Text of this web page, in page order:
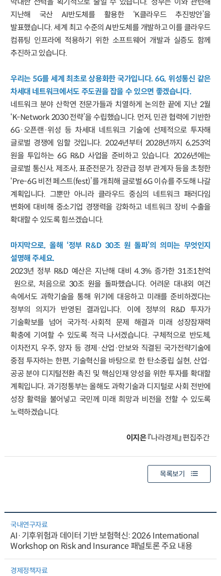
지난해 국산 AI반도체를 활용한 ‘K클라우드 추진방안’을
발표했습니다. 세계 최고 수준의 AI반도체를 개발하고 이를 클라우드
컴퓨팅 인프라에 적용하기 위한 소프트웨어 개발과 실증도 함께
추진하고 있습니다.
우리는 5G를 세계 최초로 상용화한 국가입니다. 6G, 위성통신 같은
차세대 네트워크에서도 주도권을 잡을 수 있으면 좋겠습니다.
네트워크 분야 산학연 전문가들과 치열하게 논의한 끝에 지난 2월
‘K-Network 2030 전략’을 수립했습니다. 먼저, 민관 협력에 기반한
6G·오픈랜·위성 등 차세대 네트워크 기술에 선제적으로 투자해
글로벌 경쟁에 임할 것입니다. 2024년부터 2028년까지 6,253억
원을 투입하는 6G R&D 사업을 준비하고 있습니다. 2026년에는
글로벌 통신사, 제조사, 표준전문가, 장관급 정부 관계자 등을 초청한
‘Pre-6G 비전 페스트(fest)’를 개최해 글로벌 6G 이슈를 주도해 나갈
계획입니다. 그뿐만 아니라 클라우드 중심의 네트워크 패러다임
변화에 대비해 중소기업 경쟁력을 강화하고 네트워크 장비 수출을
확대할 수 있도록 힘쓰겠습니다.
마지막으로, 올해 ‘정부 R&D 30조 원 돌파’의 의미는 무엇인지
설명해 주세요.
2023년 정부 R&D 예산은 지난해 대비 4.3% 증가한 31조1천억
원으로, 처음으로 30조 원을 돌파했습니다. 어려운 대내외 여건
속에서도 과학기술을 통해 위기에 대응하고 미래를 준비하겠다는
정부의 의지가 반영된 결과입니다. 이에 정부의 R&D 투자가
기술확보를 넘어 국가적·사회적 문제 해결과 미래 성장잠재력
확충에 기여할 수 있도록 적극 나서겠습니다. 구체적으로 반도체,
이차전지, 우주, 양자 등 경제·산업·안보와 직결된 국가전략기술에
중점 투자하는 한편, 기술혁신을 바탕으로 한 탄소중립 실현, 산업·
공공 분야 디지털전환 촉진 및 핵심인재 양성을 위한 투자를 확대할
계획입니다. 과기정통부는 올해도 과학기술과 디지털로 사회 전반에
성장 활력을 불어넣고 국민께 미래 희망과 비전을 전할 수 있도록
노력하겠습니다.
이지은『나라경제』 편집주간
목록보기
국내연구자료
AI·기후위험과 데이터 기반 보험혁신: 2026 International
Workshop on Risk and Insurance 패널토론 주요 내용
경제정책자료